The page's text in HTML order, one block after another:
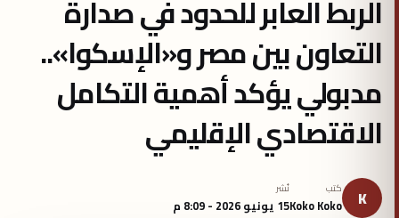
الربط العابر للحدود في صدارة
التعاون بين مصر و«الإسكوا»..
مدبولي يؤكد أهمية التكامل
الاقتصادي الإقليمي
K كتب
Koko Koko
نُشر
15 يونيو 2026 - 8:09 م